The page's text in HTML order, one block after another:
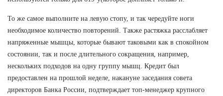
То же самое выполните на левую стопу, и так чередуйте ноги
необходимое количество повторений. Также растяжка расслабляет
напряженные мышцы, которые бывают таковыми как в спокойном
состоянии, так и после длительного сокращения, например,
нескольких подходов на одну группу мышц. Кредит был
предоставлен на прошлой неделе, накануне заседания совета
директоров Банка России, подтверждает топ-менеджер крупного